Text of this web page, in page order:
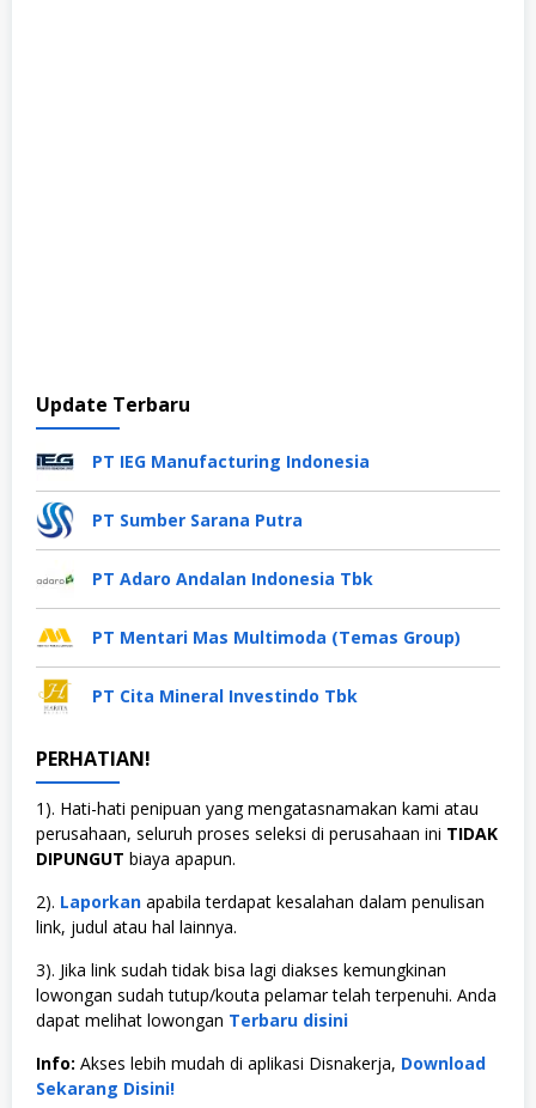
Update Terbaru
PT IEG Manufacturing Indonesia
PT Sumber Sarana Putra
PT Adaro Andalan Indonesia Tbk
PT Mentari Mas Multimoda (Temas Group)
PT Cita Mineral Investindo Tbk
PERHATIAN!
1). Hati-hati penipuan yang mengatasnamakan kami atau
perusahaan, seluruh proses seleksi di perusahaan ini TIDAK
DIPUNGUT biaya apapun.
2). Laporkan apabila terdapat kesalahan dalam penulisan
link, judul atau hal lainnya.
3). Jika link sudah tidak bisa lagi diakses kemungkinan
lowongan sudah tutup/kouta pelamar telah terpenuhi. Anda
dapat melihat lowongan Terbaru disini
Info: Akses lebih mudah di aplikasi Disnakerja, Download
Sekarang Disini!